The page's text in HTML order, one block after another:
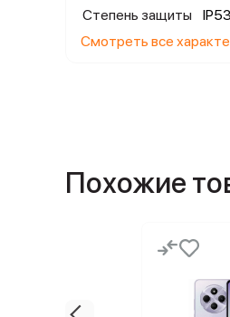
Степень защиты
Смотреть все
Похожие